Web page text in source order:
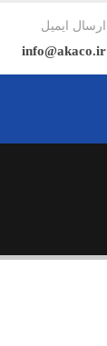
ارسال ایمیل
info@akaco.ir